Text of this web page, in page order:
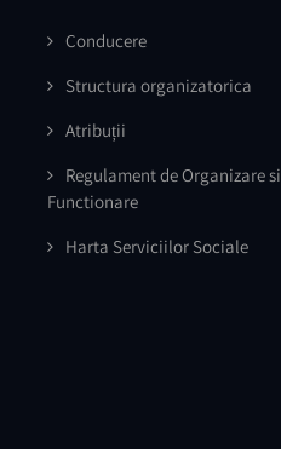
Conducere
Structura organizatorica
Atribuții
Regulament de Organizare si
Functionare
Harta Serviciilor Sociale